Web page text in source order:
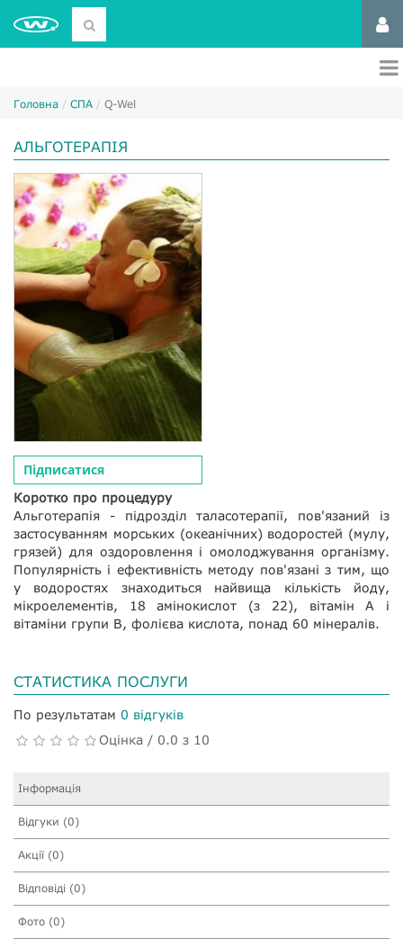
Головна СПА Q-Wel
АЛЬГОТЕРАПІЯ
Підписатися
Коротко про процедуру
Альготерапія - підрозділ таласотерапії, пов'язаний із
застосуванням морських (океанічних) водоростей (мулу,
грязей) для оздоровлення і омолоджування організму.
Популярність і ефективність методу пов'язані з тим, що
у водоростях знаходиться найвища кількість йоду,
мікроелементів, 18 амінокислот (з 22), вітамін А і
вітаміни групи В, фолієва кислота, понад 60 мінералів.
СТАТИСТИКА ПОСЛУГИ
По результатам 0 відгуків
Оцінка / 0.0 з 10
Інформація
Відгуки (0)
Акції (0)
Відповіді (0)
Фото (0)